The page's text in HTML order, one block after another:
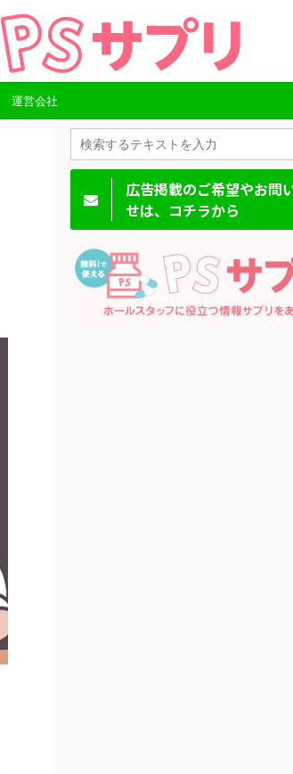
運営会社
広告掲載のご希望やお問
せは、コチラから